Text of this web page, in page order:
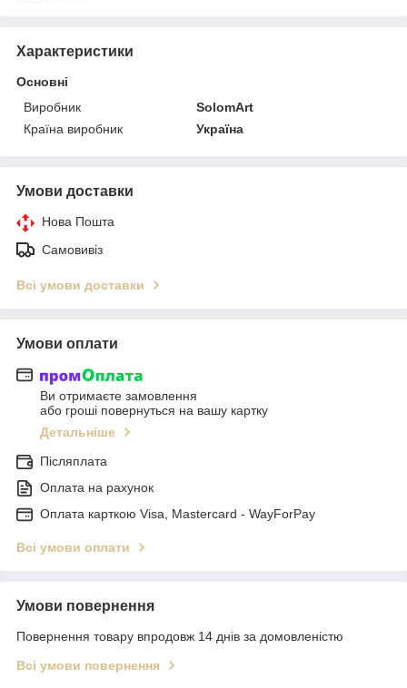
Характеристики
Основні
Виробник
SolomArt
Країна виробник
Україна
Умови доставки
Нова Пошта
Самовивіз
Всі умови доставки
Умови оплати
Ви отримаєте замовлення
або гроші повернуться на вашу картку
Детальніше
Післяплата
Оплата на рахунок
Оплата карткою Visa, Mastercard - WayForPay
Всі умови оплати
Умови повернення
Повернення товару впродовж 14 днів за домовленістю
Всі умови повернення